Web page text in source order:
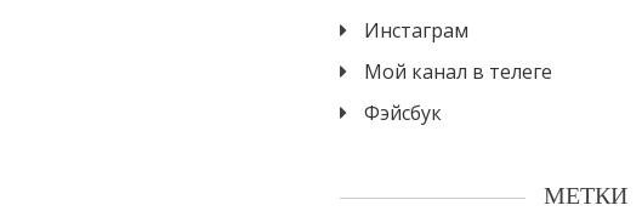
Инстаграм
Мой канал в телеге
Фэйсбук
МЕТКИ